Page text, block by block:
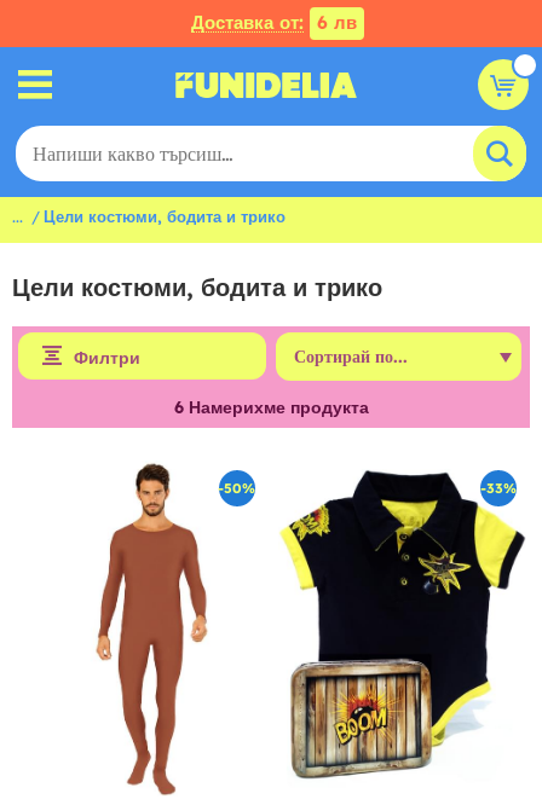
Доставка от: 6 лв
... Цели костюми, бодита и трико
Цели костюми, бодита и трико
Филтри
6Намерихме продукта
-50% -33%